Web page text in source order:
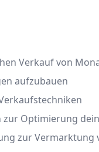
Verkauf von
aufzubauen
Optimierung
zur